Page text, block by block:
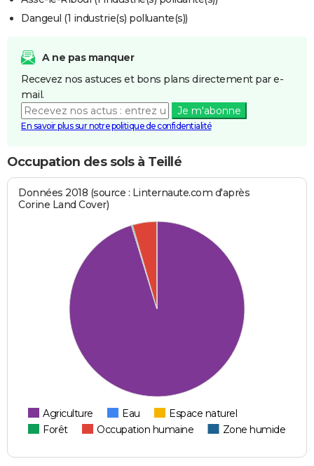
Dangeul (1 industrie(s) polluante(s))
A ne pas manquer
Recevez nos astuces et bons plans directement par e-
mail.
Je m'abonne
En savoir plus sur notre politique de confidentialité
Occupation des sols à Teillé
Données 2018 (source : Linternaute.com d'après
Corine Land Cover)
Agriculture Eau
Espace naturel
Forêt
Occupation humaine Zone humide